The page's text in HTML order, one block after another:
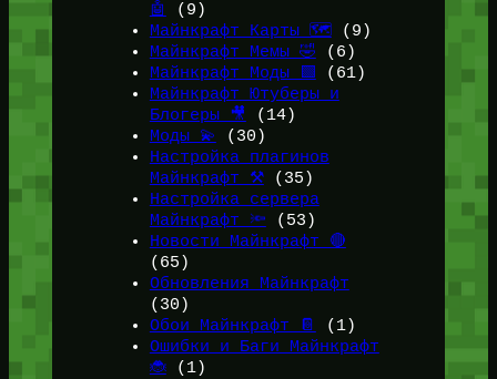
🤖
(9)
Майнкрафт Карты 🗺️(9)
Майнкрафт Мемы 🤣 (6)
Майнкрафт Моды 🟩 (61)
Майнкрафт Ютуберы и
Блогеры 🎥
(14)
Моды 💫
(30)
Настройка плагинов
Майнкрафт ⚒️(35)
Настройка сервера
Майнкрафт 🔦 (53)
Новости Майнкрафт 🔴
(65)
Обновления Майнкрафт
(30)
Обои Майнкрафт 📔
(1)
Ошибки и Баги Майнкрафт
🐞(1)